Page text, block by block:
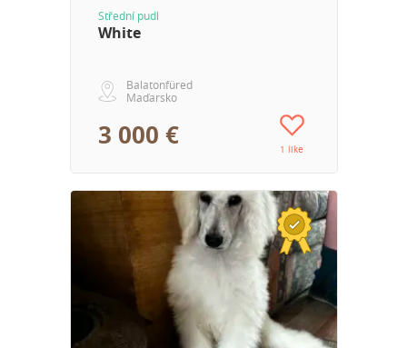
Střední pudl
White
Balatonfüred
Maďarsko
3 000 € 1 like